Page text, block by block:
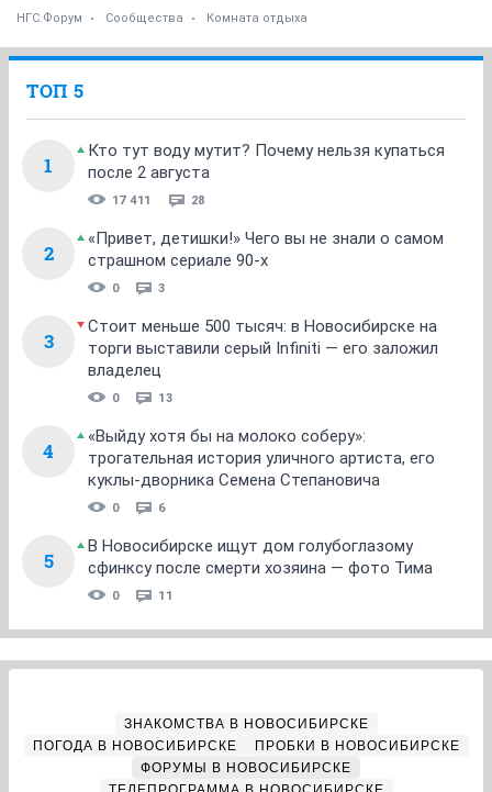
НГС.Форум Сообщества Комната отдыха
ТОП 5
1
Кто тут воду мутит? Почему нельзя купаться
после 2 августа
17 411 28
2
«Привет, детишки!» Чего вы не знали о самом
страшном сериале 90-х
0 3
3
Стоит меньше 500 тысяч: в Новосибирске на
торги выставили серый Infiniti — его заложил
владелец
0 13
4
«Выйду хотя бы на молоко соберу»:
трогательная история уличного артиста, его
куклы-дворника Семена Степановича
0 6
5
В Новосибирске ищут дом голубоглазому
сфинксу после смерти хозяина — фото Тима
0 11
ЗНАКОМСТВА В НОВОСИБИРСКЕ
ПОГОДА В НОВОСИБИРСКЕ
ПРОБКИ В НОВОСИБИРСКЕ
ФОРУМЫ В НОВОСИБИРСКЕ